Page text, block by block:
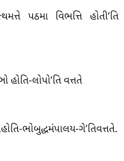
પઠમા વિભત્તિ હોતી’તિ
લોપો’તિ વત્તતે
ભોબુદ્ધમંપાલય-ગે’તિવત્તતે.